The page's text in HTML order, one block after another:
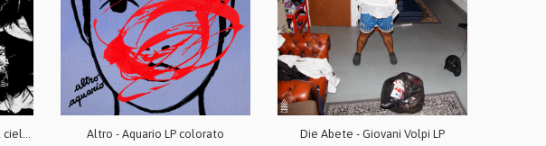
Altro - Aquario LP colorato Die Abete - Giovani Volpi LP